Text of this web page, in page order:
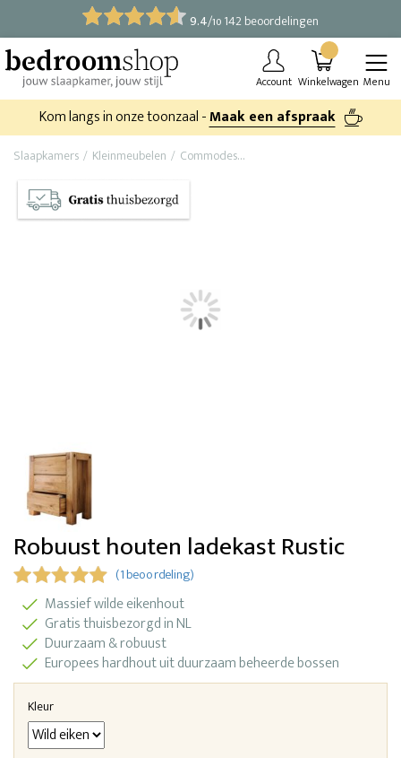
9.4/10 142 beoordelingen
Account Winkelwagen Menu
Kom langs in onze toonzaal -Maak een afspraak
Slaapkamers Kleinmeubelen Commodes
Robuust houten ladekast Rustic
(1 beoordeling)
Massief wilde eikenhout
Gratis thuisbezorgd in NL
Duurzaam & robuust
Europees hardhout uit duurzaam beheerde bossen
Kleur